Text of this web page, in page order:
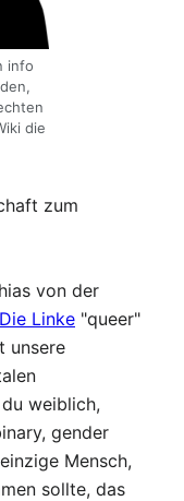
info
die
zum
von der
Die Linke "queer"
unsere
weiblich,
gender
Mensch,
sollte, das